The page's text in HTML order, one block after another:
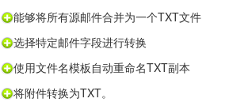
能够将所有源邮件合并为一个TXT文件
选择特定邮件字段进行转换
使用文件名模板自动重命名TXT副本
将附件转换为TXT。